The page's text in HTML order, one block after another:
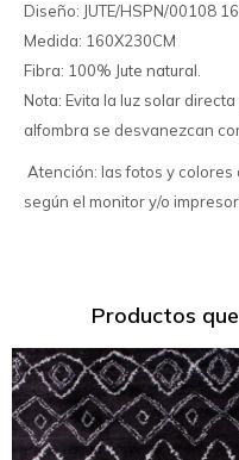
Diseño: JUTE/HSPN/00108
Medida: 160X230CM
Fibra: 100% Jute natural.
Nota: Evita la luz solar
alfombra se desvanezcan
Atención: las fotos y
según el monitor y/o
Productos